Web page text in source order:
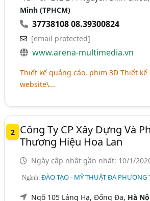
Minh (TPHCM)
37738108 08.39300824
[email protected]
www.arena-multimedia.vn
Thiết kế quảng cáo, phim 3D Thiết
website\...
2
Công Ty CP Xây Dựng Và
Thương Hiệu Hoa Lan
Ngày cập nhật gần nhất: 10/1/
Ngành:ĐÀO TẠO - MỸ THUẬT ĐA PHƯƠNG
Ngõ 105 Láng Hạ, Đống Đa, Hà